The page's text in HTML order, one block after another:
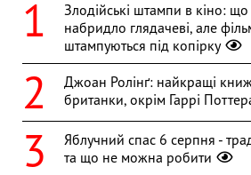
Злодійські штампи в кіно:
набридло глядачеві, але
штампуються під копірку
Джоан Ролінґ: найкращі
британки, окрім Гаррі
Яблучний спас 6 серпня -
та що не можна робити